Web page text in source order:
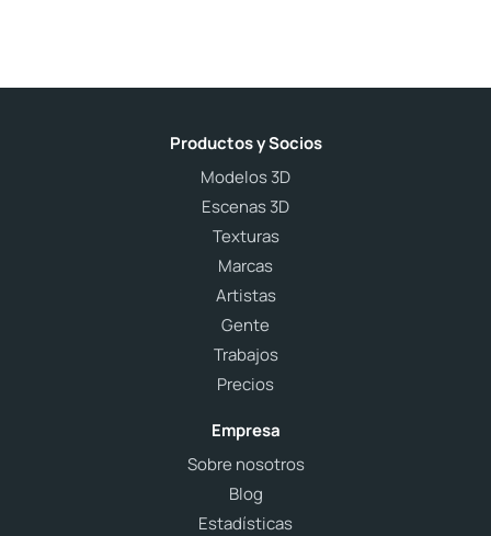
Productos y Socios
Modelos 3D
Escenas 3D
Texturas
Marcas
Artistas
Gente
Trabajos
Precios
Empresa
Sobre nosotros
Blog
Estadísticas